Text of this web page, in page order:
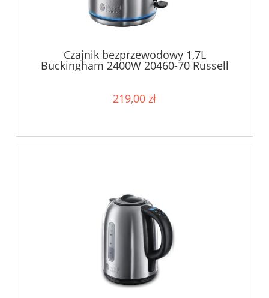
Czajnik bezprzewodowy 1,7L
Buckingham 2400W 20460-70 Russell
219,00 zł